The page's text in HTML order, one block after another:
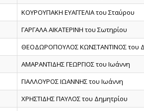
ΚΟΥΡΟΥΠΑΚΗ ΕΥΑΓΓΕΛΙΑ του Σταύρου
ΓΑΡΓΑΛΑ ΑΙΚΑΤΕΡΙΝΗ του Σωτηρίου
ΘΕΟΔΩΡΟΠΟΥΛΟΣ ΚΩΝΣΤΑΝΤΙΝΟΣ του
ΑΜΑΡΑΝΤΙΔΗΣ ΓΕΩΡΓΙΟΣ του Ιωάννη
ΓΙΑΛΛΟΥΡΟΣ ΙΩΑΝΝΗΣ του Ιωάννη
ΧΡΗΣΤΙΔΗΣ ΠΑΥΛΟΣ του Δημητρίου